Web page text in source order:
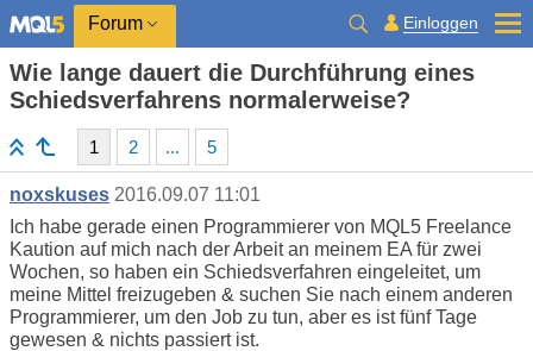
Forum Einloggen
Wie lange dauert die Durchführung eines
Schiedsverfahrens normalerweise?
1 2 ... 5
noxskuses 2016.09.07 11:01
Ich habe gerade einen Programmierer von MQL5 Freelance
Kaution auf mich nach der Arbeit an meinem EA für zwei
Wochen, so haben ein Schiedsverfahren eingeleitet, um
meine Mittel freizugeben & suchen Sie nach einem anderen
Programmierer, um den Job zu tun, aber es ist fünf Tage
gewesen & nichts passiert ist.